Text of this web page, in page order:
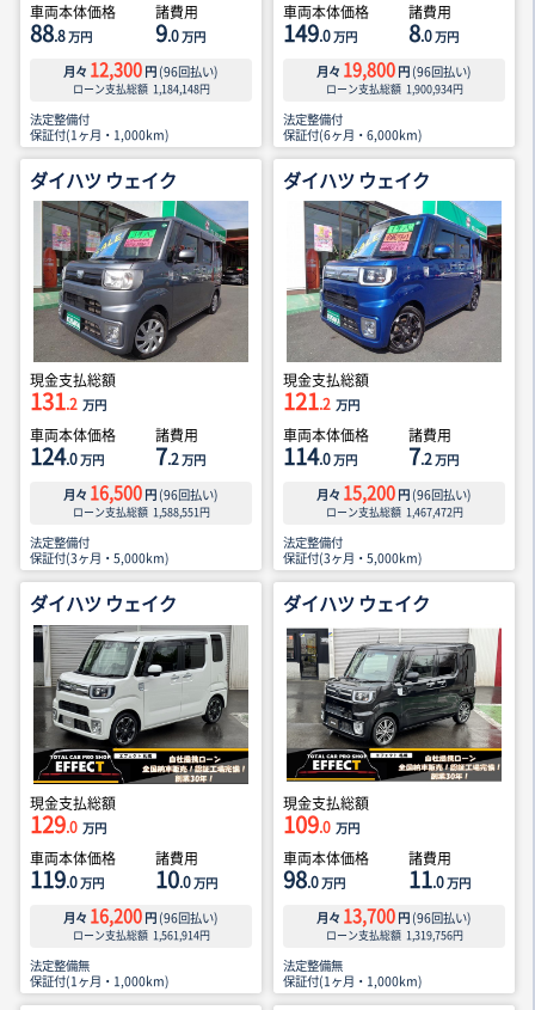
車両本体価格
88.8万円
諸費用
9.0万円
月々 12,300 円 (96回払い)
ローン支払総額 1,184,148円
法定整備付
保証付(1ヶ月・1,000km)
車両本体価格
149.0万円
諸費用
8.0万円
月々 19,800 円 (96回払い)
ローン支払総額 1,900,934円
法定整備付
保証付(6ヶ月・6,000km)
ダイハツ ウェイク
現金支払総額
131.2 万円
車両本体価格
124.0万円
諸費用
7.2万円
月々 16,500 円 (96回払い)
ローン支払総額 1,588,551円
法定整備付
保証付(3ヶ月・5,000km)
ダイハツ ウェイク
現金支払総額
121.2 万円
車両本体価格
114.0万円
諸費用
7.2万円
月々 15,200 円 (96回払い)
ローン支払総額 1,467,472円
法定整備付
保証付(3ヶ月・5,000km)
ダイハツ ウェイク
現金支払総額
129.0 万円
車両本体価格
119.0万円
諸費用
10.0万円
月々 16,200 円 (96回払い)
ローン支払総額 1,561,914円
法定整備無
保証付(1ヶ月・1,000km)
ダイハツ ウェイク
現金支払総額
109.0 万円
車両本体価格
98.0万円
諸費用
11.0万円
月々 13,700 円 (96回払い)
ローン支払総額 1,319,756円
法定整備無
保証付(1ヶ月・1,000km)